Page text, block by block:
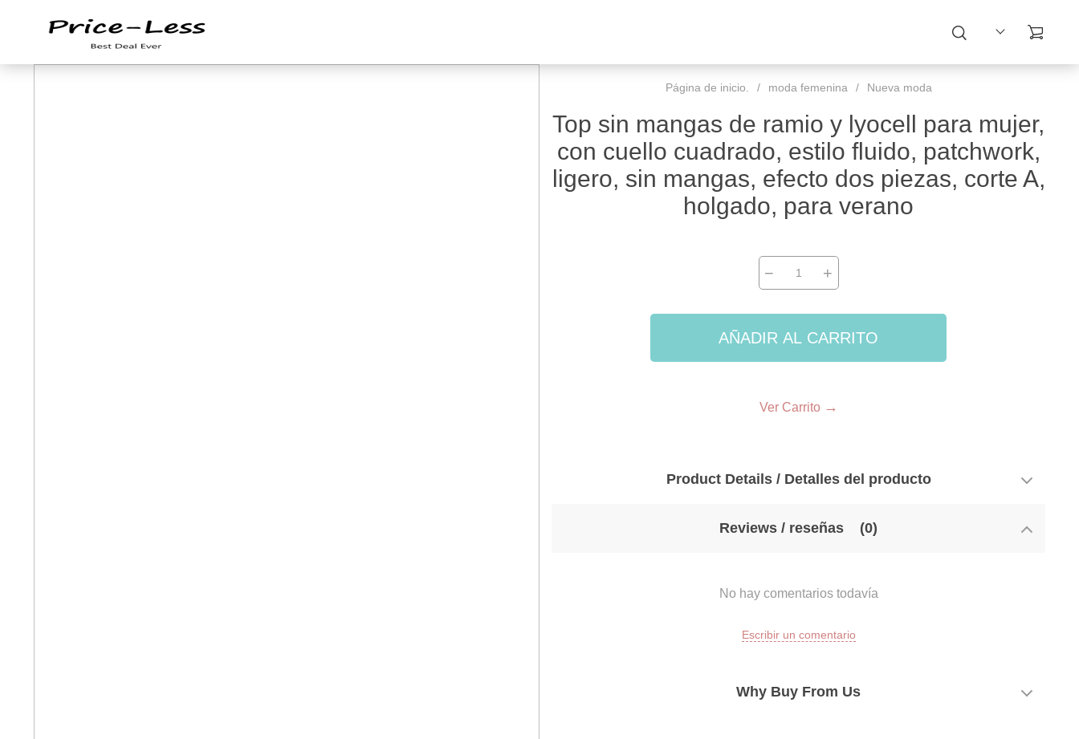
Página de inicio. / moda femenina / Nueva moda
Top sin mangas de ramio y lyocell para mujer,
con cuello cuadrado, estilo fluido, patchwork,
ligero, sin mangas, efecto dos piezas, corte A,
holgado, para verano
− +
AÑADIR AL CARRITO
Ver Carrito →
Product Details / Detalles del producto
Reviews / reseñas (0)
No hay comentarios todavía
Escribir un comentario
Why Buy From Us